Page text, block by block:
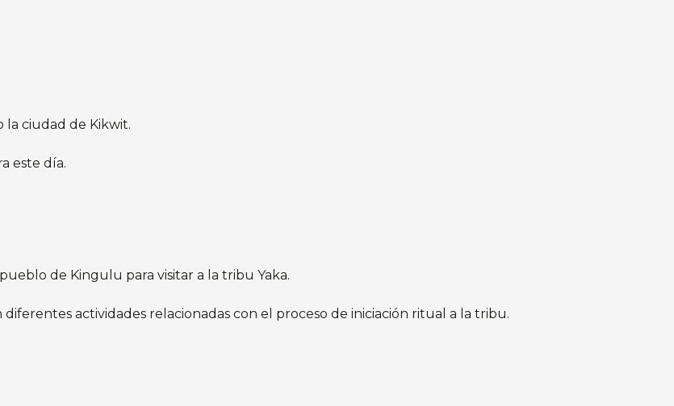
la ciudad de Kikwit.
este día.
de Kingulu para visitar a la tribu Yaka.
actividades relacionadas con el proceso de iniciación ritual a la tribu.